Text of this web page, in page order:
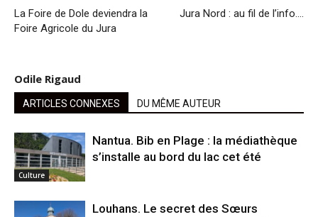
La Foire de Dole deviendra la
Foire Agricole du Jura
Jura Nord : au fil de l’info….
Odile Rigaud
ARTICLES CONNEXES DU MÊME AUTEUR
Culture
Nantua. Bib en Plage : la médiathèque
s’installe au bord du lac cet été
Louhans. Le secret des Sœurs